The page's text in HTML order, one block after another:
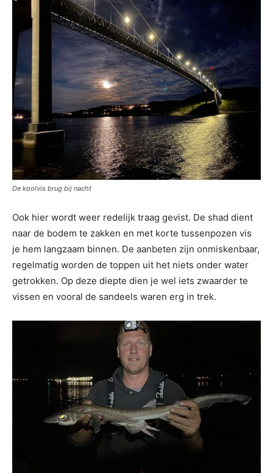
De koolvis brug bij nacht
Ook hier wordt weer redelijk traag gevist. De shad dient
naar de bodem te zakken en met korte tussenpozen vis
je hem langzaam binnen. De aanbeten zijn onmiskenbaar,
regelmatig worden de toppen uit het niets onder water
getrokken. Op deze diepte dien je wel iets zwaarder te
vissen en vooral de sandeels waren erg in trek.